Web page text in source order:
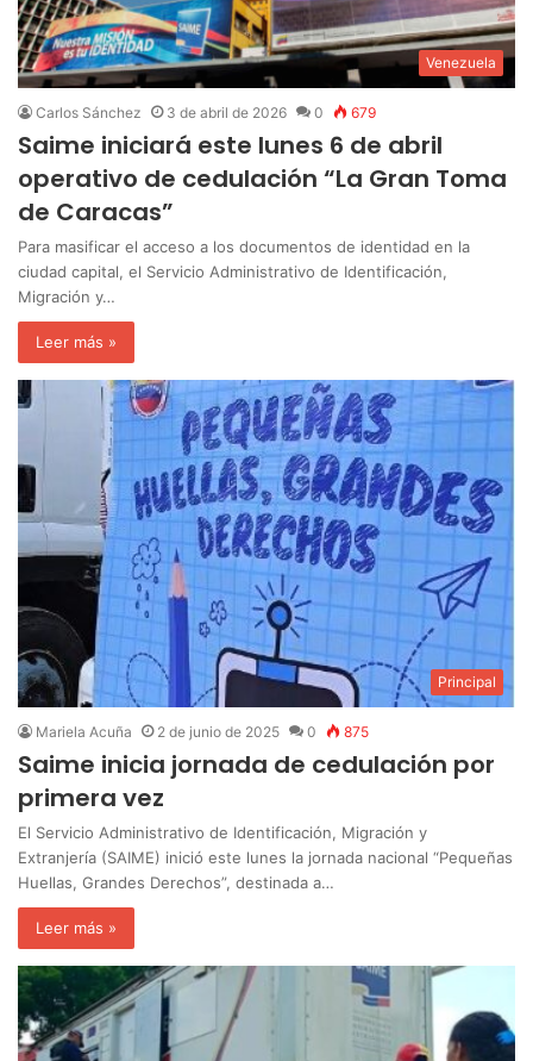
Venezuela
Carlos Sánchez 3 de abril de 2026 0 679
Saime iniciará este lunes 6 de abril
operativo de cedulación “La Gran Toma
de Caracas”
Para masificar el acceso a los documentos de identidad en la
ciudad capital, el Servicio Administrativo de Identificación,
Migración y…
Leer más »
Principal
Mariela Acuña 2 de junio de 2025 0 875
Saime inicia jornada de cedulación por
primera vez
El Servicio Administrativo de Identificación, Migración y
Extranjería (SAIME) inició este lunes la jornada nacional “Pequeñas
Huellas, Grandes Derechos”, destinada a…
Leer más »